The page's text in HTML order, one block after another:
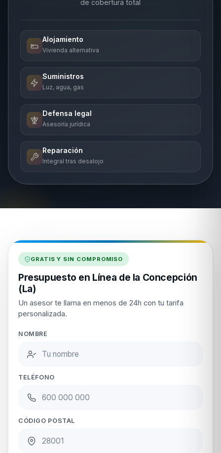
de cobertura total
Alojamiento
Vivienda alternativa
Suministros
Luz, agua, gas
Defensa legal
Asesoría jurídica
Reparación
Integral tras desalojo
GRATIS Y SIN COMPROMISO
Presupuesto en Línea de la Concepción
(La)
Un asesor te llama en menos de 24h con tu tarifa
personalizada.
NOMBRE
TELÉFONO
CÓDIGO POSTAL